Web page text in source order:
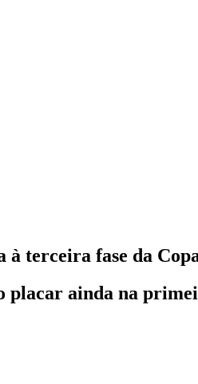
à terceira fase da
placar ainda na